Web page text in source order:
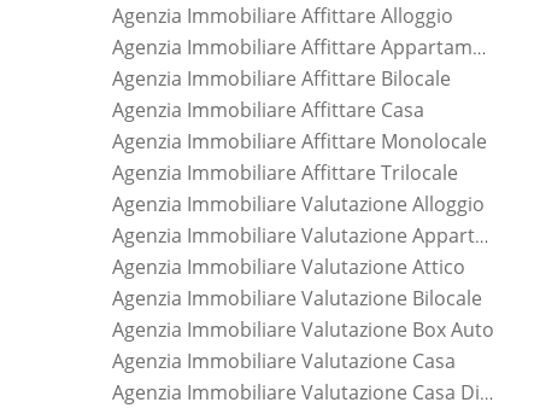
Agenzia Immobiliare Affittare Alloggio
Agenzia Immobiliare Affittare Appartamento
Agenzia Immobiliare Affittare Bilocale
Agenzia Immobiliare Affittare Casa
Agenzia Immobiliare Affittare Monolocale
Agenzia Immobiliare Affittare Trilocale
Agenzia Immobiliare Valutazione Alloggio
Agenzia Immobiliare Valutazione Appartamento
Agenzia Immobiliare Valutazione Attico
Agenzia Immobiliare Valutazione Bilocale
Agenzia Immobiliare Valutazione Box Auto
Agenzia Immobiliare Valutazione Casa
Agenzia Immobiliare Valutazione Casa Di Nuova Costruzione